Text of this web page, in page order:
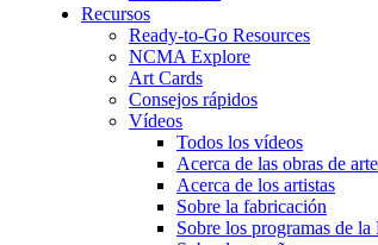
Recursos
Ready-to-Go Resources
NCMA Explore
Art Cards
Consejos rápidos
Vídeos
Todos los vídeos
Acerca de las obras de
Acerca de los artistas
Sobre la fabricación
Sobre los programas de